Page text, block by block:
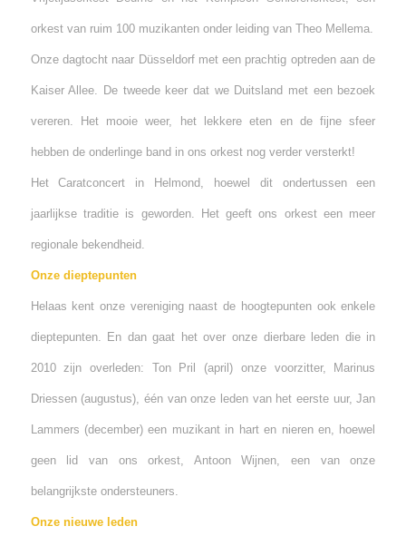
orkest van ruim 100 muzikanten onder leiding van Theo Mellema.
Onze dagtocht naar Düsseldorf met een prachtig optreden aan de
Kaiser Allee. De tweede keer dat we Duitsland met een bezoek
vereren. Het mooie weer, het lekkere eten en de fijne sfeer
hebben de onderlinge band in ons orkest nog verder versterkt!
Het Caratconcert in Helmond, hoewel dit ondertussen een
jaarlijkse traditie is geworden. Het geeft ons orkest een meer
regionale bekendheid.
Onze dieptepunten
Helaas kent onze vereniging naast de hoogtepunten ook enkele
dieptepunten. En dan gaat het over onze dierbare leden die in
2010 zijn overleden: Ton Pril (april) onze voorzitter, Marinus
Driessen (augustus), één van onze leden van het eerste uur, Jan
Lammers (december) een muzikant in hart en nieren en, hoewel
geen lid van ons orkest, Antoon Wijnen, een van onze
belangrijkste ondersteuners.
Onze nieuwe leden